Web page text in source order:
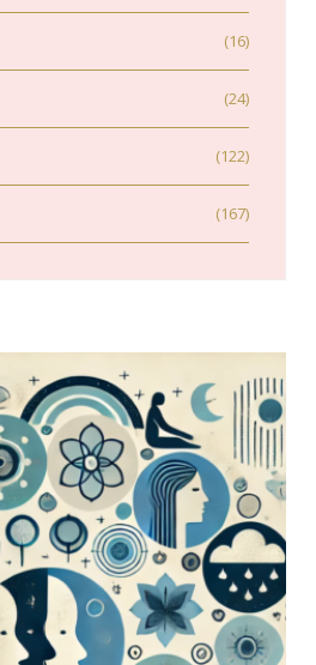
(16)
(24)
(122)
(167)